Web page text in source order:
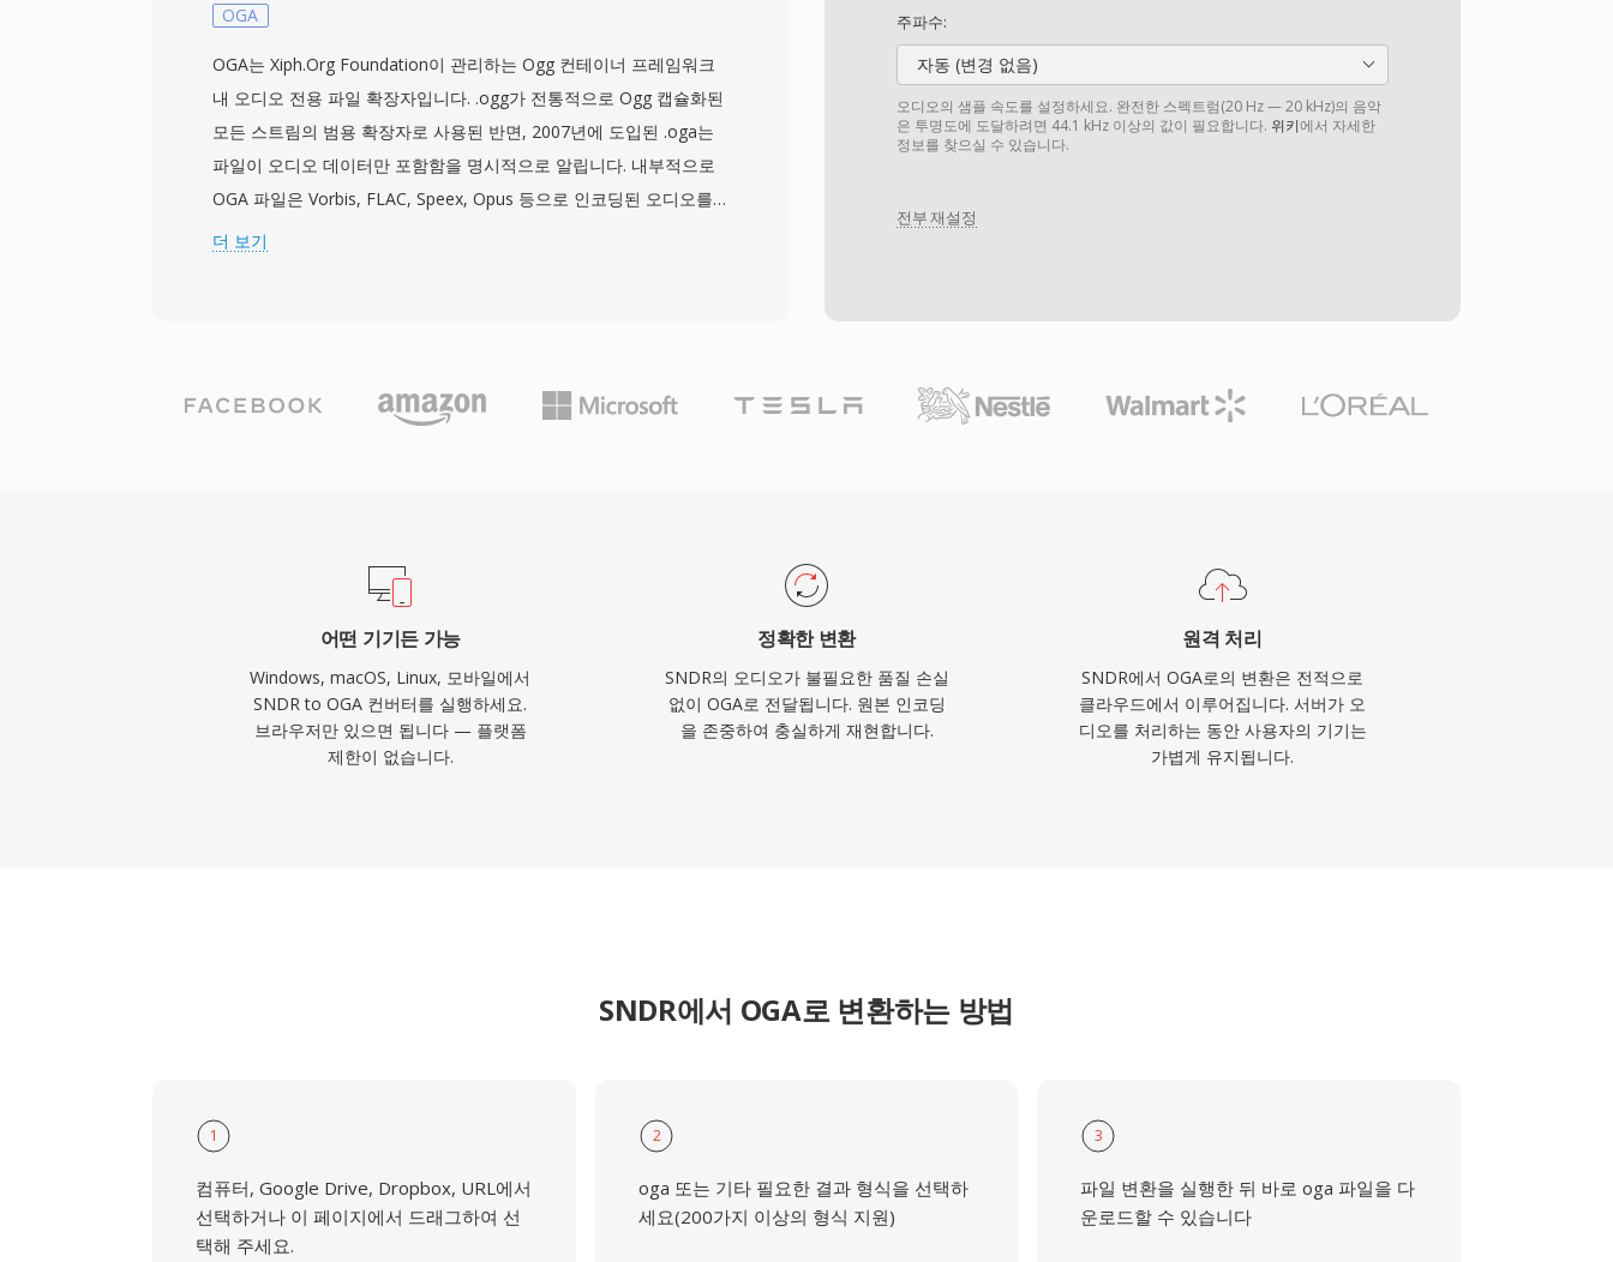
주파수:
자동 (변경 없음)
오디오의 샘플 속도를 설정하세요. 완전한 스펙트럼(20 Hz — 20 kHz)의 음악
은 투명도에 도달하려면 44.1 kHz 이상의 값이 필요합니다. 위키에서 자세한
정보를 찾으실 수 있습니다.
전부 재설정
정되던 시절에 중요했습니다. 이 포맷은 파싱 없이 사운드 하드웨어로
니다. 단순함에도 불구하고, SNDR은 일반 PC에 디지털 오디오를 가
져온 포맷들 중 하나로서 컴퓨팅 역사에 자리합니다. 이 시대의 파일
은 레트로컴퓨팅 아카이브에서 가끔 발견됩니다. SoX와 ffmpeg가 올
바른 파라미터를 제공하면 SNDR 파일을 해석할 수 있어, 초기 디지털
오디오 녹음의 보존이 가능합니다.
OGA
OGA는 Xiph.Org Foundation이 관리하는 Ogg 컨테이너 프레임워크
내 오디오 전용 파일 확장자입니다. .ogg가 전통적으로 Ogg 캡슐화된
모든 스트림의 범용 확장자로 사용된 반면, 2007년에 도입된 .oga는
파일이 오디오 데이터만 포함함을 명시적으로 알립니다. 내부적으로
OGA 파일은 Vorbis, FLAC, Speex, Opus 등으로 인코딩된 오디오를
담을 수 있습니다 — 컨테이너는 코덱에 구애받지 않으며, 체인 논리
이너와 관련 코덱이 전적으로 오픈소스이고 무로열티이므로, OGA는
독점 포맷에 영향을 미치는 특허 라이선스 복잡성을 피할 수 있습니
기본 재생되어, 웹 오디오 배포와 아카이브 워크플로에 실용적인 선택
더 보기
어떤 기기든 가능
Windows, macOS, Linux, 모바일에서
SNDR to OGA 컨버터를 실행하세요.
브라우저만 있으면 됩니다 — 플랫폼
제한이 없습니다.
정확한 변환
SNDR의 오디오가 불필요한 품질 손실
없이 OGA로 전달됩니다. 원본 인코딩
을 존중하여 충실하게 재현합니다.
원격 처리
SNDR에서 OGA로의 변환은 전적으로
클라우드에서 이루어집니다. 서버가 오
디오를 처리하는 동안 사용자의 기기는
가볍게 유지됩니다.
SNDR에서 OGA로 변환하는 방법
1
컴퓨터, Google Drive, Dropbox, URL에서
선택하거나 이 페이지에서 드래그하여 선
택해 주세요.
2
oga 또는 기타 필요한 결과 형식을 선택하
세요(200가지 이상의 형식 지원)
3
파일 변환을 실행한 뒤 바로 oga 파일을 다
운로드할 수 있습니다